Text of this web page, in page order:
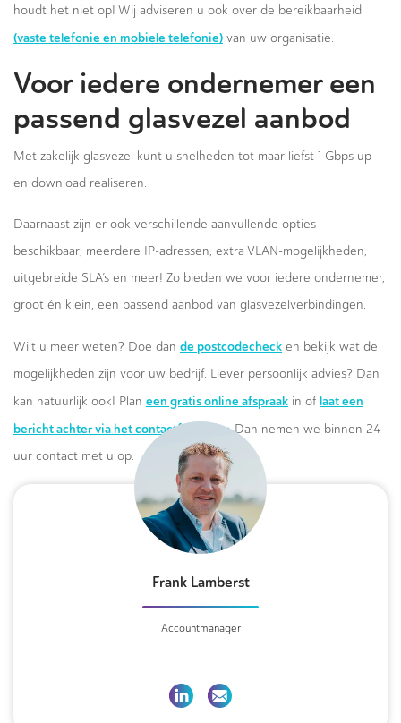
houdt het niet op! Wij adviseren u ook over de bereikbaarheid
(vaste telefonie en mobiele telefonie) van uw organisatie.
Voor iedere ondernemer een
passend glasvezel aanbod
Met zakelijk glasvezel kunt u snelheden tot maar liefst 1 Gbps up-
en download realiseren.
Daarnaast zijn er ook verschillende aanvullende opties
beschikbaar; meerdere IP-adressen, extra VLAN-mogelijkheden,
uitgebreide SLA’s en meer! Zo bieden we voor iedere ondernemer,
groot én klein, een passend aanbod van glasvezelverbindingen.
Wilt u meer weten? Doe dan de postcodecheck en bekijk wat de
mogelijkheden zijn voor uw bedrijf. Liever persoonlijk advies? Dan
kan natuurlijk ook! Plan een gratis online afspraak in of laat een
bericht achter via het contactformulier.Dan nemen we binnen 24
uur contact met u op.
Frank Lamberst
Accountmanager